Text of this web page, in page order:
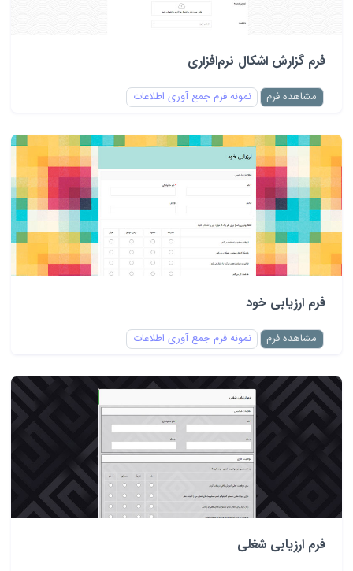
فرم گزارش اشکال نرم‌افزاری
مشاهده فرم نمونه فرم جمع آوری اطلاعات
فرم ارزیابی خود
مشاهده فرم نمونه فرم جمع آوری اطلاعات
فرم ارزیابی شغلی